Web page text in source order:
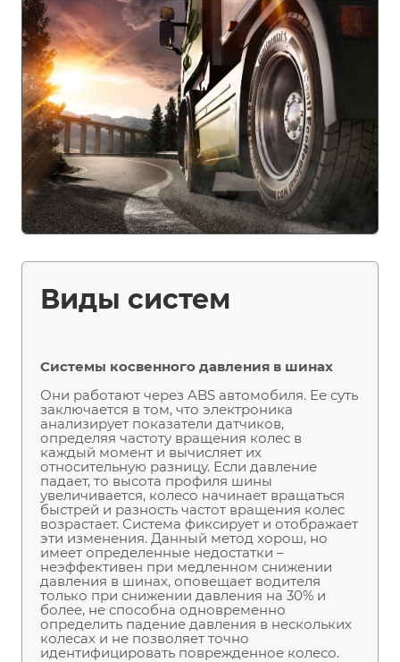
Виды систем
Системы косвенного давления в шинах
Они работают через ABS автомобиля. Ее суть
заключается в том, что электроника
анализирует показатели датчиков,
определяя частоту вращения колес в
каждый момент и вычисляет их
относительную разницу. Если давление
падает, то высота профиля шины
увеличивается, колесо начинает вращаться
быстрей и разность частот вращения колес
возрастает. Система фиксирует и отображает
эти изменения. Данный метод хорош, но
имеет определенные недостатки –
неэффективен при медленном снижении
давления в шинах, оповещает водителя
только при снижении давления на 30% и
более, не способна одновременно
определить падение давления в нескольких
колесах и не позволяет точно
идентифицировать поврежденное колесо.